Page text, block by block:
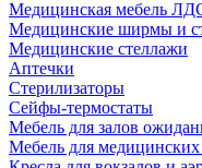
Медицинская мебель
Медицинские ширмы и
Медицинские стеллажи
Аптечки
Стерилизаторы
Сейфы-термостаты
Мебель для залов
Мебель для